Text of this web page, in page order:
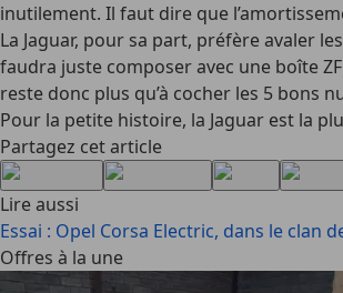
inutilement. Il faut dire que
La Jaguar, pour sa part, préfère avaler
faudra juste composer avec une boîte
reste donc plus qu’à cocher les 5 bons
Pour la petite histoire, la Jaguar est la
Partagez cet article
Lire aussi
Essai : Opel Corsa Electric, dans le clan
Offres à la une